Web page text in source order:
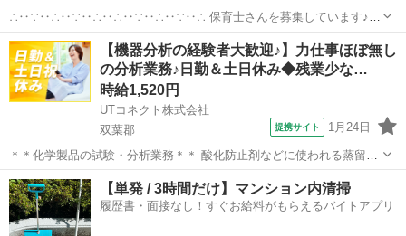
∴‥∵‥∴‥∵‥∴‥∴‥∵‥∴‥∵‥∴ 保育士さんを募集しています♪
保育業務全般お願い致します！ 定員90名/担当していただくクラスは、
今までのご経験・ご希望を考慮致します◎ ブランクがある方も安心◎
幅広い年齢層の...
福島 郡山市 保育士
【機器分析の経験者大歓迎♪】力仕事ほぼ無し
の分析業務♪日勤＆土日休み◆残業少な…
時給1,520円
UTコネクト株式会社
双葉郡
提携サイト 1月24日
＊＊化学製品の試験・分析業務＊＊ 酸化防止剤などに使われる蒸留原
料や製品を測定・分析するお仕事 経験を生かして即戦力として活躍し
ませんか？ ＜具体的には…＞ ■分析 ∟工程分析（製造工程の確認・分
析） ∟化学分析（化学物...
福島 双葉郡 その他
【単発 / 3時間だけ】マンション内清掃
履歴書・面接なし！すぐお給料がもらえるバイトアプリ